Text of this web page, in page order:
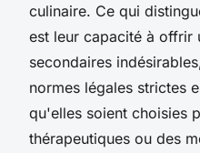
culinaire. Ce qui
est leur capacité à offrir
secondaires
normes légales strictes
qu'elles soient choisies
thérapeutiques ou des